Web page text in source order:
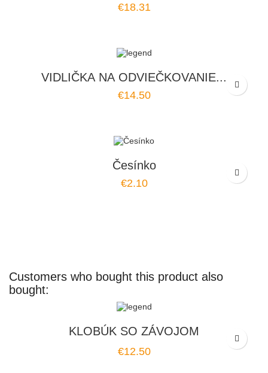
€18.31
VIDLIČKA NA ODVIEČKOVANIE...
€14.50
Česínko
€2.10
Customers who bought this product also
bought:
KLOBÚK SO ZÁVOJOM
Price
€12.50